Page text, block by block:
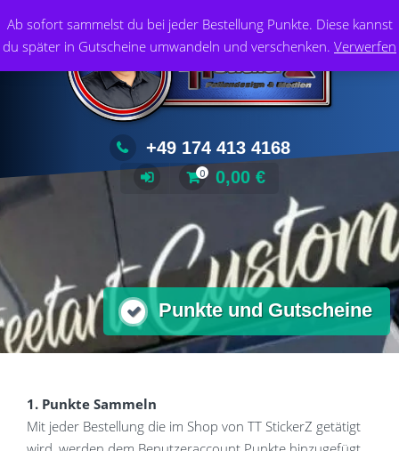
Ab sofort sammelst du bei jeder Bestellung Punkte. Diese kannst
du später in Gutscheine umwandeln und verschenken. Verwerfen
Inhalt
springen
+49 174 413 4168
0 0,00 €
Punkte und Gutscheine
1. Punkte Sammeln
Mit jeder Bestellung die im Shop von TT StickerZ getätigt